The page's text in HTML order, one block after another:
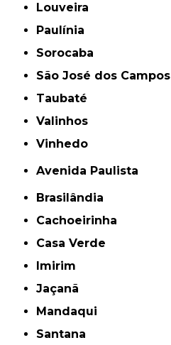
Louveira
Paulínia
Sorocaba
São José dos Campos
Taubaté
Valinhos
Vinhedo
Avenida Paulista
Brasilândia
Cachoeirinha
Casa Verde
Imirim
Jaçanã
Mandaqui
Santana